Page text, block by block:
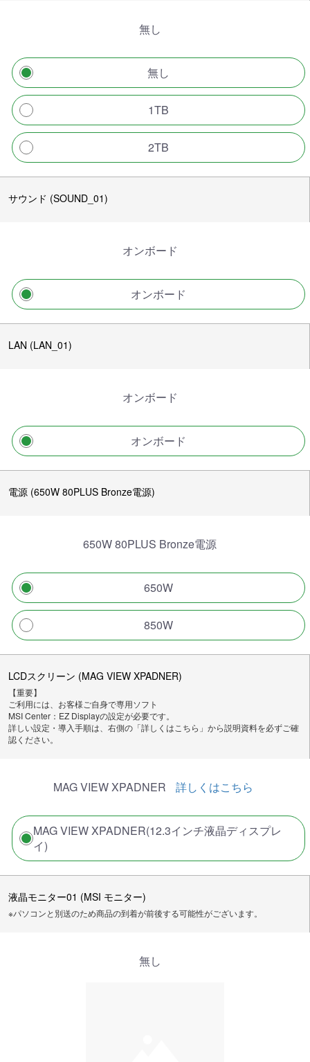
無し
無し
1TB
2TB
サウンド (SOUND_01)
オンボード
オンボード
LAN (LAN_01)
オンボード
オンボード
電源 (650W 80PLUS Bronze電源)
650W 80PLUS Bronze電源
650W
850W
LCDスクリーン (MAG VIEW XPADNER)
【重要】
ご利用には、お客様ご自身で専用ソフト
MSI Center：EZ Displayの設定が必要です。
詳しい設定・導入手順は、右側の「詳しくはこちら」から説明資料を必ずご確
認ください。
MAG VIEW XPADNER 詳しくはこちら
MAG VIEW XPADNER(12.3インチ液晶ディスプレ
イ)
液晶モニター01 (MSI モニター)
※パソコンと別送のため商品の到着が前後する可能性がございます。
無し